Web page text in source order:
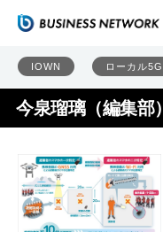
IOWN ローカル5G
今泉瑠璃（編集部）